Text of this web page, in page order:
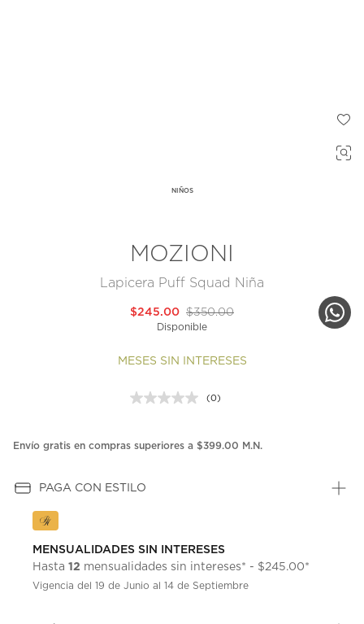
NIÑOS
MOZIONI
Lapicera Puff Squad Niña
$350.00
$245.00
Disponible
MESES SIN INTERESES
Sin
en
(0)
Envío gratis en compras superiores a $399.00 M.N.
PAGA CON ESTILO
MENSUALIDADES SIN INTERESES
Hasta 12 mensualidades sin intereses* - $245.00*
Vigencia del 19 de Junio al 14 de Septiembre